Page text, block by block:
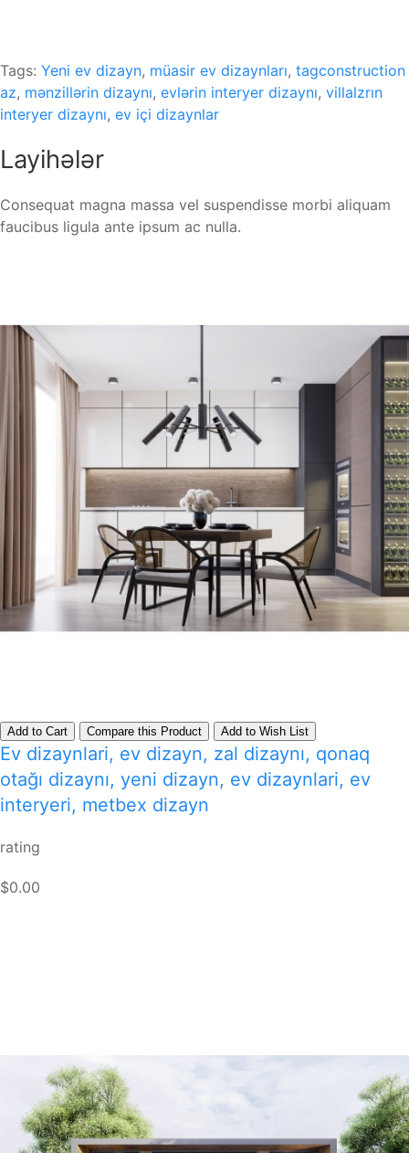
Tags: Yeni ev dizayn, müasir ev dizaynları, tagconstruction
az, mənzillərin dizaynı, evlərin interyer dizaynı, villalzrın
interyer dizaynı, ev içi dizaynlar
Layihələr
Consequat magna massa vel suspendisse morbi aliquam
faucibus ligula ante ipsum ac nulla.
Add to Cart Compare this Product Add to Wish List
Ev dizaynlari, ev dizayn, zal dizaynı, qonaq
otağı dizaynı, yeni dizayn, ev dizaynlari, ev
interyeri, metbex dizayn
rating
$0.00